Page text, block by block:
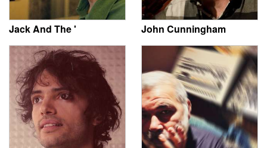
Jack And The ' John Cunningham